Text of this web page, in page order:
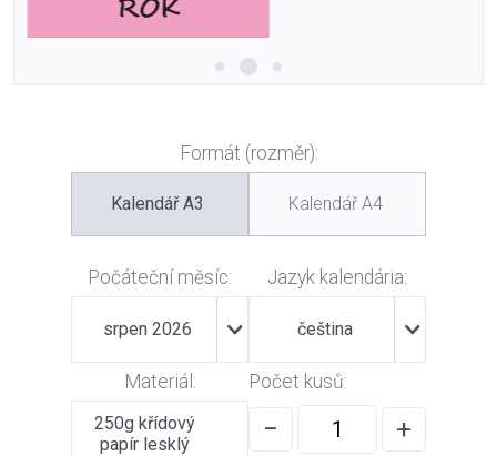
Formát (rozměr):
Kalendář A3 Kalendář A4
Počáteční měsíc:
srpen 2026
Jazyk kalendária:
čeština
Materiál:
250g křídový
papír lesklý
Počet kusů:
− +